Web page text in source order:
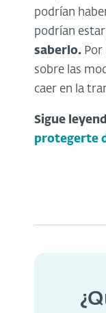
podrían
podrían estar
saberlo.
sobre las
caer en la
Sigue
protegerte